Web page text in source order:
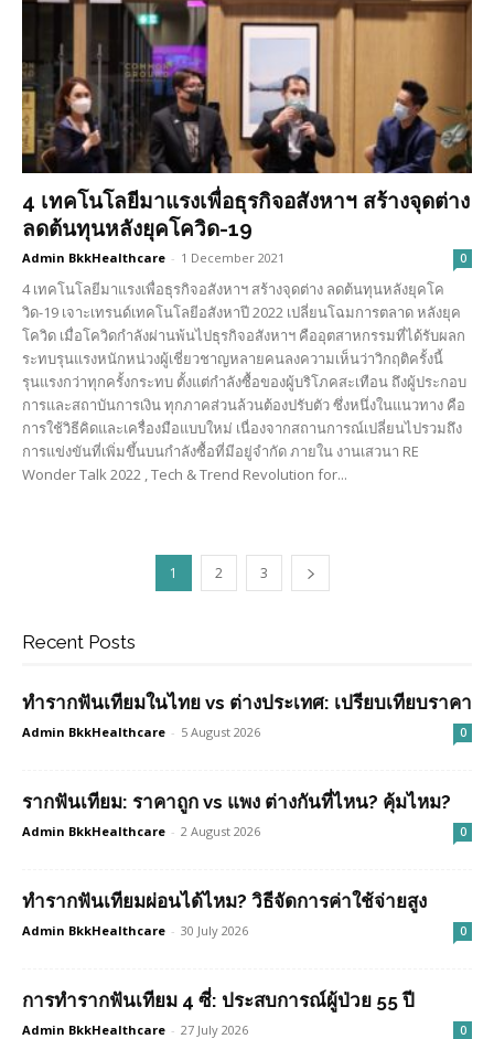
4 เทคโนโลยีมาแรงเพื่อธุรกิจอสังหาฯ สร้างจุดต่าง
ลดต้นทุนหลังยุคโควิด-19
Admin BkkHealthcare - 1 December 2021 0
4 เทคโนโลยีมาแรงเพื่อธุรกิจอสังหาฯ สร้างจุดต่าง ลดต้นทุนหลังยุคโค
วิด-19 เจาะเทรนด์เทคโนโลยีอสังหาปี 2022 เปลี่ยนโฉมการตลาด หลังยุค
โควิด เมื่อโควิดกำลังผ่านพ้นไปธุรกิจอสังหาฯ คืออุตสาหกรรมที่ได้รับผลก
ระทบรุนแรงหนักหน่วงผู้เชี่ยวชาญหลายคนลงความเห็นว่าวิกฤติครั้งนี้
รุนแรงกว่าทุกครั้งกระทบ ตั้งแต่กำลังซื้อของผู้บริโภคสะเทือน ถึงผู้ประกอบ
การและสถาบันการเงิน ทุกภาคส่วนล้วนต้องปรับตัว ซึ่งหนึ่งในแนวทาง คือ
การใช้วิธีคิดและเครื่องมือแบบใหม่ เนื่องจากสถานการณ์เปลี่ยนไปรวมถึง
การแข่งขันที่เพิ่มขึ้นบนกำลังซื้อที่มีอยู่จำกัด ภายใน งานเสวนา RE
Wonder Talk 2022 , Tech & Trend Revolution for...
1 2 3
Recent Posts
ทำรากฟันเทียมในไทย vs ต่างประเทศ: เปรียบเทียบราคา
Admin BkkHealthcare - 5 August 2026 0
รากฟันเทียม: ราคาถูก vs แพง ต่างกันที่ไหน? คุ้มไหม?
Admin BkkHealthcare - 2 August 2026 0
ทำรากฟันเทียมผ่อนได้ไหม? วิธีจัดการค่าใช้จ่ายสูง
Admin BkkHealthcare - 30 July 2026 0
การทำรากฟันเทียม 4 ซี่: ประสบการณ์ผู้ป่วย 55 ปี
Admin BkkHealthcare - 27 July 2026 0